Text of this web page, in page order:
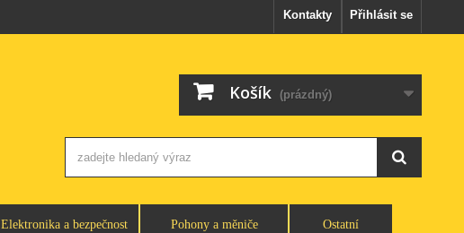
Přihlásit se
Kontakty
Košík (prázdný)
Elektronika a bezpečnost Pohony a měniče Ostatní